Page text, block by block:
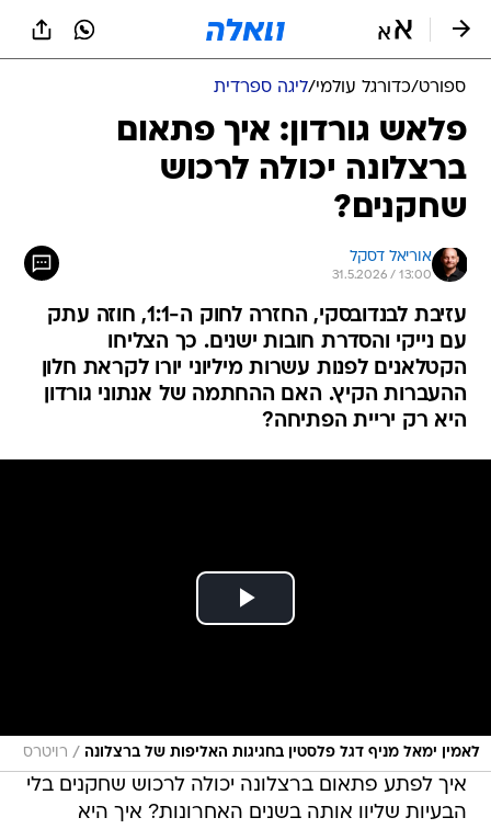
ספורט/כדורגל עולמי/ליגה ספרדית
פלאש גורדון: איך פתאום
ברצלונה יכולה לרכוש
שחקנים?
אוריאל דסקל
31.5.2026 / 13:00
עזיבת לבנדובסקי, החזרה לחוק ה-1:1, חוזה עתק
עם נייקי והסדרת חובות ישנים. כך הצליחו
הקטלאנים לפנות עשרות מיליוני יורו לקראת חלון
ההעברות הקיץ. האם ההחתמה של אנתוני גורדון
היא רק יריית הפתיחה?
לאמין ימאל מניף דגל פלסטין בחגיגות האליפות של ברצלונה / רויטרס
איך לפתע פתאום ברצלונה יכולה לרכוש שחקנים בלי
הבעיות שליוו אותה בשנים האחרונות? איך היא